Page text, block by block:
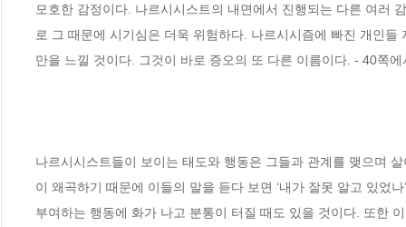
모호한 감정이다. 나르시시스트의 내면에서 진행되는 다른 여러
로 그 때문에 시기심은 더욱 위험하다. 나르시시즘에 빠진 개인
만을 느낄 것이다. 그것이 바로 증오의 또 다른 이름이다. - 40쪽
나르시시스트들이 보이는 태도와 행동은 그들과 관계를 맺으며
이 왜곡하기 때문에 이들의 말을 듣다 보면 ‘내가 잘못 알고 있었
부여하는 행동에 화가 나고 분통이 터질 때도 있을 것이다. 또한